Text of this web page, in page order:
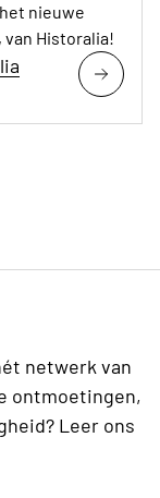
nieuwe
Historalia!
netwerk van
ontmoetingen,
Leer ons